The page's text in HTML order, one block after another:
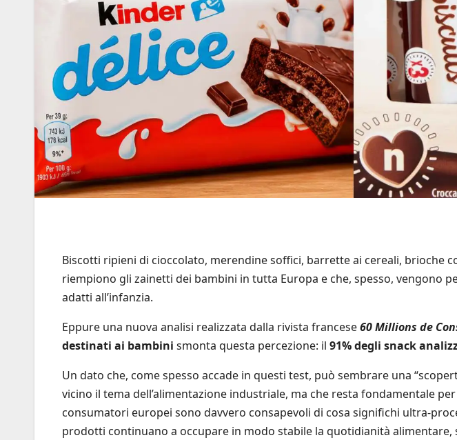
Biscotti ripieni di cioccolato, merendine soffici, barrette ai cereali, brioche
riempiono gli zainetti dei bambini in tutta Europa e che, spesso, vengono
adatti all’infanzia.
Eppure una nuova analisi realizzata dalla rivista francese60 Millions de
destinati ai bambini smonta questa percezione: il 91% degli snack
Un dato che, come spesso accade in questi test, può sembrare una
vicino il tema dell’alimentazione industriale, ma che resta fondamentale
consumatori europei sono davvero consapevoli di cosa significhi ultra-
prodotti continuano a occupare in modo stabile la quotidianità